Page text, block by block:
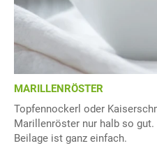
MARILLENRÖSTER
Topfennockerl oder
Marillenröster nur halb so
Beilage ist ganz einfach.